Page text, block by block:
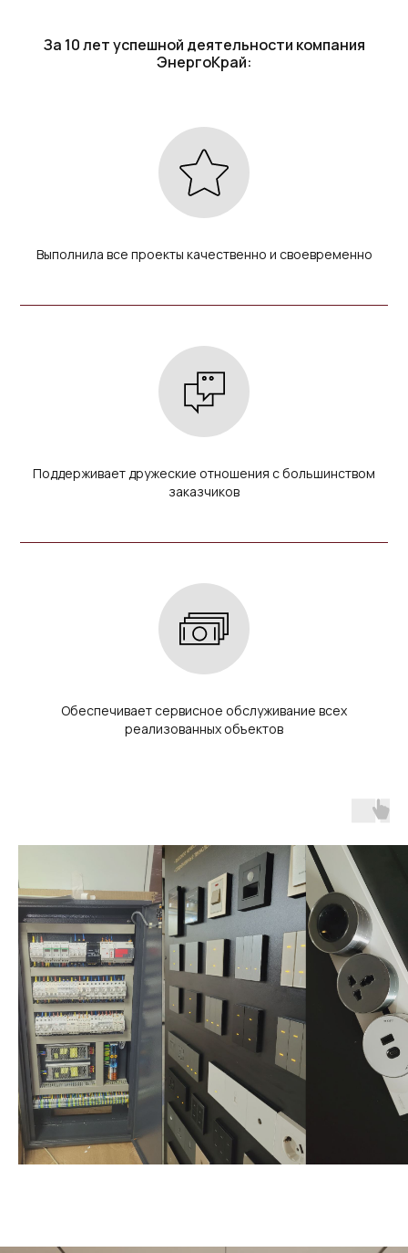
За 10 лет успешной деятельности компания
ЭнергоКрай:
Выполнила все проекты качественно и своевременно
Поддерживает дружеские отношения с большинством
заказчиков
Обеспечивает сервисное обслуживание всех
реализованных объектов